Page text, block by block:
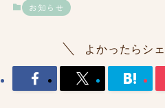
お知らせ
よかったらシ